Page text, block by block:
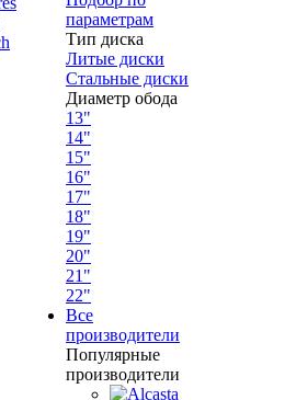
параметрам
Тип диска
Литые диски
Стальные диски
Диаметр обода
13"
14"
15"
16"
17"
18"
19"
20"
21"
22"
Все
производители
Популярные
производители